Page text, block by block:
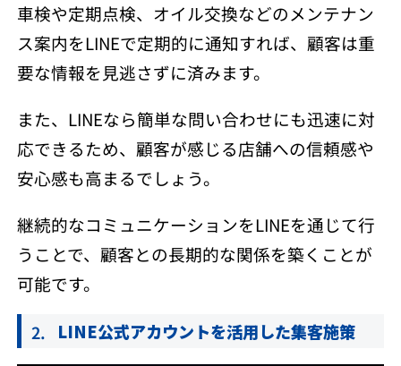
車検や定期点検、オイル交換などのメンテナン
ス案内をLINEで定期的に通知すれば、顧客は重
要な情報を見逃さずに済みます。
また、LINEなら簡単な問い合わせにも迅速に対
応できるため、顧客が感じる店舗への信頼感や
安心感も高まるでしょう。
継続的なコミュニケーションをLINEを通じて行
うことで、顧客との長期的な関係を築くことが
可能です。
LINE公式アカウントを活用した集客施策